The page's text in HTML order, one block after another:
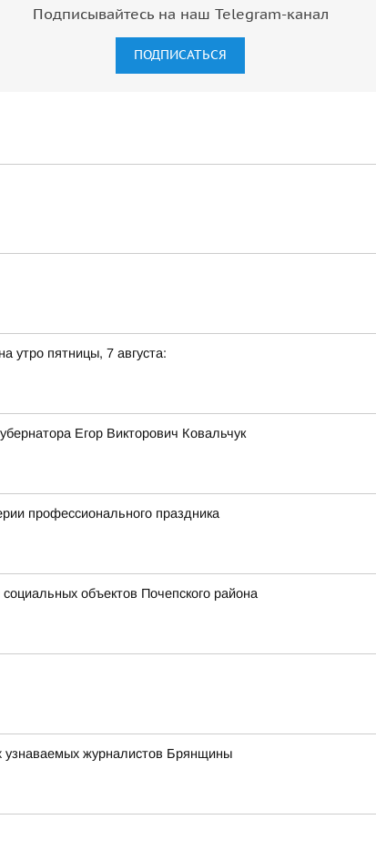
Подписывайтесь на наш Telegram-канал
ПОДПИСАТЬСЯ
утро пятницы, 7 августа:
Егор Викторович Ковальчук
профессионального праздника
объектов Почепского района
узнаваемых журналистов Брянщины